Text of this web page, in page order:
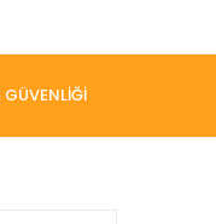
GÜVENLİĞİ